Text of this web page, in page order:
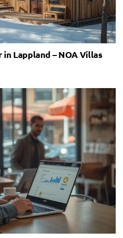
Lappland – NOA Villas